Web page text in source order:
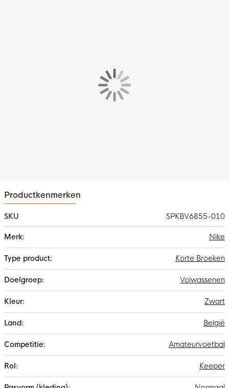
Productkenmerken
SKU
SPKBV6855-010
informatie
Nike
Korte Broeken
Volwassenen
Zwart
België
Amateurvoetbal
Keeper